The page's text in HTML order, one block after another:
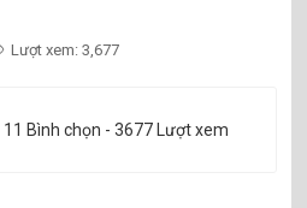
Lượt xem: 3,677
11 Bình chọn - 3677 Lượt xem